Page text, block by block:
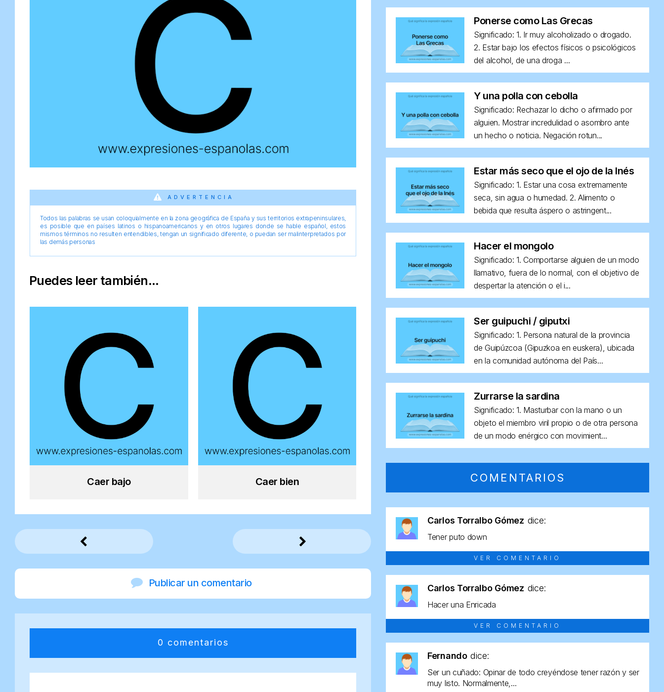
ADVERTENCIA
Todos las palabras se usan coloquialmente en la zona geográfica de España y sus territorios extrapeninsulares,
es posible que en países latinos o hispanoamericanos y en otros lugares donde se hable español, estos
mismos términos no resulten entendibles, tengan un significado diferente, o puedan ser malinterpretados por
las demás personas
Puedes leer también...
Caer bajo Caer bien
Publicar un comentario
0 comentarios
Ponerse como Las Grecas
Significado: 1. Ir muy alcoholizado o drogado.
2. Estar bajo los efectos físicos o psicológicos
del alcohol, de una droga ...
Y una polla con cebolla
Significado: Rechazar lo dicho o afirmado por
alguien. Mostrar incredulidad o asombro ante
un hecho o noticia. Negación rotun...
Estar más seco que el ojo de la Inés
Significado: 1. Estar una cosa extremamente
seca, sin agua o humedad. 2. Alimento o
bebida que resulta áspero o astringent...
Hacer el mongolo
Significado: 1. Comportarse alguien de un modo
llamativo, fuera de lo normal, con el objetivo de
despertar la atención o el i...
Ser guipuchi / giputxi
Significado: 1. Persona natural de la provincia
de Guipúzcoa (Gipuzkoa en euskera), ubicada
en la comunidad autónoma del País...
Zurrarse la sardina
Significado: 1. Masturbar con la mano o un
objeto el miembro viril propio o de otra persona
de un modo enérgico con movimient...
COMENTARIOS
Carlos Torralbo Gómez dice:
Tener puto down
VER COMENTARIO
Carlos Torralbo Gómez dice:
Hacer una Enricada
VER COMENTARIO
Fernando dice:
Ser un cuñado: Opinar de todo creyéndose tener razón y ser
muy listo. Normalmente,...